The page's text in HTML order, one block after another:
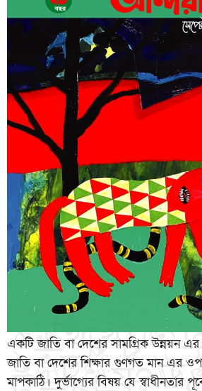
একটি জাতি বা দেশের সামগ্রিক উন্নয়ন এর
জাতি বা দেশের শিক্ষার গুণগত মান এর
মাপকাঠি। দুর্ভাগ্যের বিষয় যে স্বাধীনতার